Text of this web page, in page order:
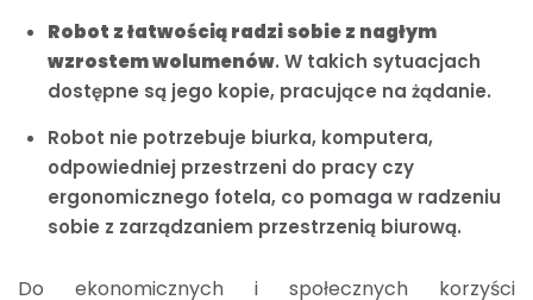
Robot z łatwością radzi sobie z nagłym
wzrostem wolumenów. W takich sytuacjach
dostępne są jego kopie, pracujące na żądanie.
Robot nie potrzebuje biurka, komputera,
odpowiedniej przestrzeni do pracy czy
ergonomicznego fotela, co pomaga w radzeniu
sobie z zarządzaniem przestrzenią biurową.
Do ekonomicznych i społecznych korzyści